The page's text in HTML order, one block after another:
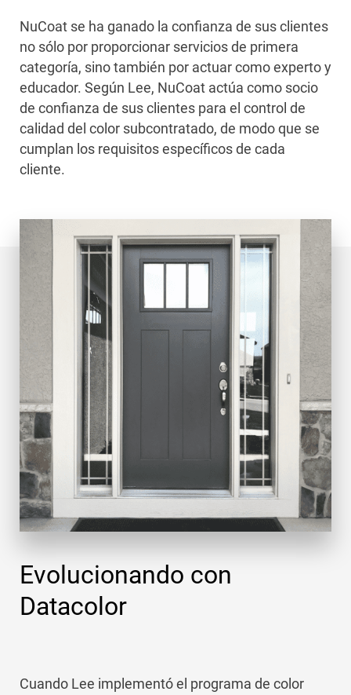
NuCoat se ha ganado la confianza de sus clientes
no sólo por proporcionar servicios de primera
categoría, sino también por actuar como experto y
educador. Según Lee, NuCoat actúa como socio
de confianza de sus clientes para el control de
calidad del color subcontratado, de modo que se
cumplan los requisitos específicos de cada
cliente.
Evolucionando con
Datacolor
Cuando Lee implementó el programa de color